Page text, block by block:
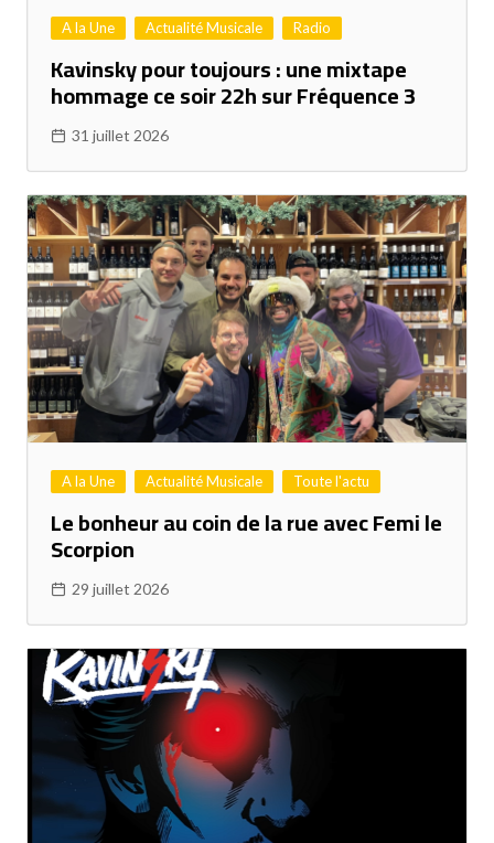
A la Une Actualité Musicale Radio
Kavinsky pour toujours : une mixtape
hommage ce soir 22h sur Fréquence 3
31 juillet 2026
A la Une Actualité Musicale Toute l'actu
Le bonheur au coin de la rue avec Femi le
Scorpion
29 juillet 2026